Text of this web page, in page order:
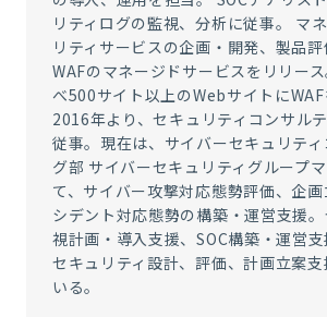
リティログの監視、分析に従事。 マ
リティサービスの企画・開発、製品評
WAFのマネージドサービスをリリー
べ500サイト以上のWebサイトにWAF
2016年より、セキュリティコンサル
従事。現在は、サイバーセキュリテ
グ部 サイバーセキュリティグループ
て、サイバー攻撃対応態勢評価、企
シデント対応態勢の構築・運営支援
視計画・導入支援、SOC構築・運営
セキュリティ設計、評価、計画立案
いる。